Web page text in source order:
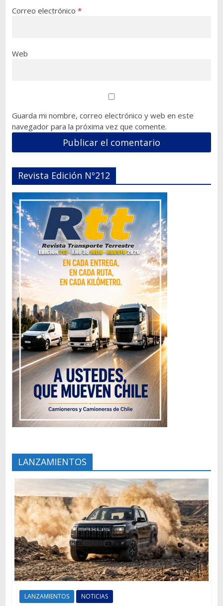
Correo electrónico *
Web
Guarda mi nombre, correo electrónico y web en este
navegador para la próxima vez que comente.
Revista Edición Nº212
LANZAMIENTOS
LANZAMIENTOS NOTICIAS